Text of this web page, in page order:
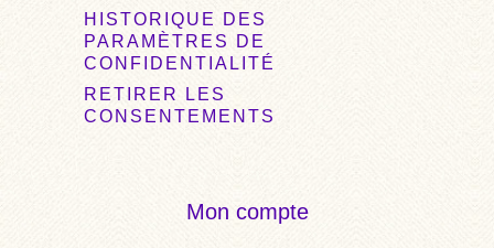
HISTORIQUE DES
PARAMÈTRES DE
CONFIDENTIALITÉ
RETIRER LES
CONSENTEMENTS
Mon compte